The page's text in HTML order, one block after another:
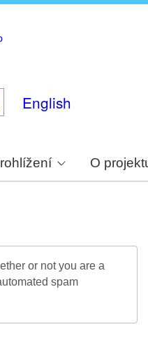
English
O
or not you are a
spam